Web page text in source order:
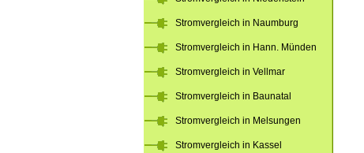
Stromvergleich in Naumburg
Stromvergleich in Hann. Münden
Stromvergleich in Vellmar
Stromvergleich in Baunatal
Stromvergleich in Melsungen
Stromvergleich in Kassel